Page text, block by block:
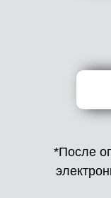
*После